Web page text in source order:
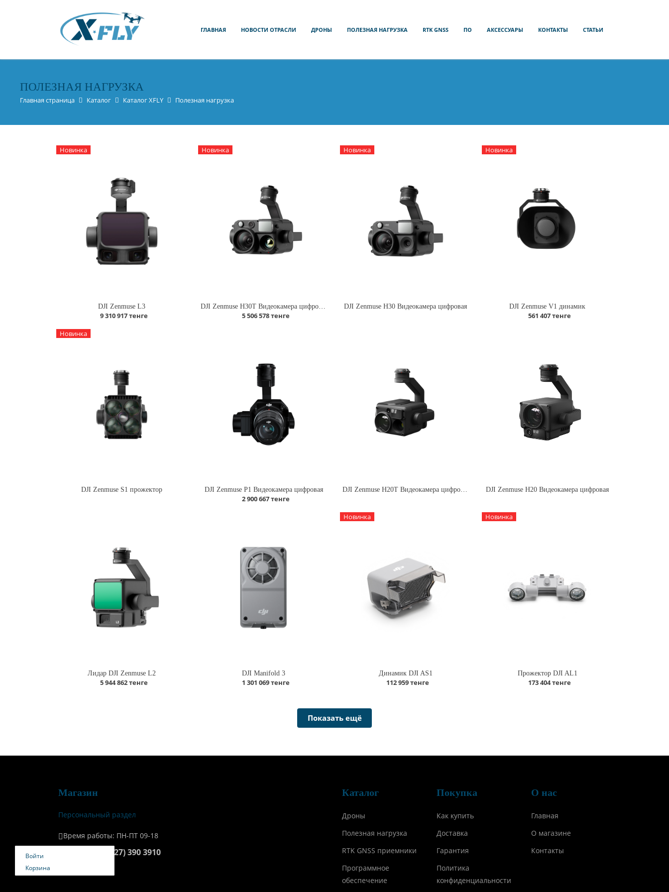
ГЛАВНАЯ НОВОСТИ ОТРАСЛИ ДРОНЫ ПОЛЕЗНАЯ НАГРУЗКА RTK GNSS ПО АКСЕССУАРЫ КОНТАКТЫ СТАТЬИ
ПОЛЕЗНАЯ НАГРУЗКА
Главная страница Каталог Каталог XFLY Полезная нагрузка
Войти
Корзина
Новинка
DJI Zenmuse L3
9 310 917 тенге
Новинка
5 506 578 тенге
Новинка
DJI Zenmuse H30 Видеокамера цифровая
Новинка
DJI Zenmuse V1 динамик
561 407 тенге
Новинка
DJI Zenmuse S1 прожектор DJI Zenmuse Р1 Видеокамера цифровая
2 900 667 тенге
DJI Zenmuse H20T Видеокамера цифровая DJI Zenmuse H20 Видеокамера цифровая
Лидар DJI Zenmuse L2
5 944 862 тенге
DJI Manifold 3
1 301 069 тенге
Новинка
Динамик DJI AS1
112 959 тенге
Новинка
Прожектор DJI AL1
173 404 тенге
Показать ещё
Магазин
Персональный раздел
Время работы: ПН-ПТ 09-18
+7 (727) 390 3910
Каталог
Дроны
Полезная нагрузка
RTK GNSS приемники
Программное
обеспечение
Покупка
Как купить
Доставка
Гарантия
Политика
конфиденциальности
О нас
Главная
О магазине
Контакты